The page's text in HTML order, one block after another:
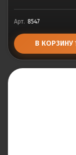
Арт. 8547
В КОРЗИНУ